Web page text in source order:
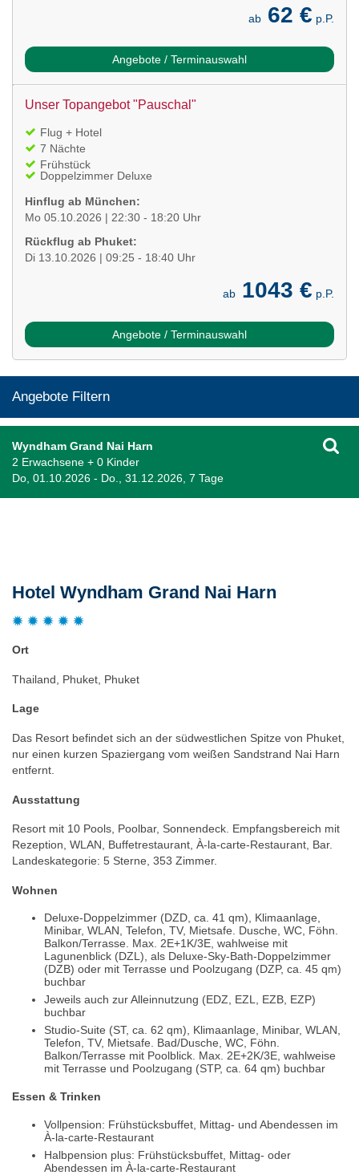
ab 62 € p.P.
Angebote / Terminauswahl
Unser Topangebot "Pauschal"
Flug + Hotel
7 Nächte
Frühstück
Doppelzimmer Deluxe
Hinflug ab München:
Mo 05.10.2026 | 22:30 - 18:20 Uhr
Rückflug ab Phuket:
Di 13.10.2026 | 09:25 - 18:40 Uhr
ab 1043 € p.P.
Angebote / Terminauswahl
Angebote Filtern
Wyndham Grand Nai Harn
2 Erwachsene + 0 Kinder
Do, 01.10.2026 - Do., 31.12.2026, 7 Tage
Hotel Wyndham Grand Nai Harn
Ort
Thailand, Phuket, Phuket
Lage
Das Resort befindet sich an der südwestlichen Spitze von Phuket,
nur einen kurzen Spaziergang vom weißen Sandstrand Nai Harn
entfernt.
Ausstattung
Resort mit 10 Pools, Poolbar, Sonnendeck. Empfangsbereich mit
Rezeption, WLAN, Buffetrestaurant, À-la-carte-Restaurant, Bar.
Landeskategorie: 5 Sterne, 353 Zimmer.
Wohnen
Deluxe-Doppelzimmer (DZD, ca. 41 qm), Klimaanlage,
Minibar, WLAN, Telefon, TV, Mietsafe. Dusche, WC, Föhn.
Balkon/Terrasse. Max. 2E+1K/3E, wahlweise mit
Lagunenblick (DZL), als Deluxe-Sky-Bath-Doppelzimmer
(DZB) oder mit Terrasse und Poolzugang (DZP, ca. 45 qm)
buchbar
Jeweils auch zur Alleinnutzung (EDZ, EZL, EZB, EZP)
buchbar
Studio-Suite (ST, ca. 62 qm), Klimaanlage, Minibar, WLAN,
Telefon, TV, Mietsafe. Bad/Dusche, WC, Föhn.
Balkon/Terrasse mit Poolblick. Max. 2E+2K/3E, wahlweise
mit Terrasse und Poolzugang (STP, ca. 64 qm) buchbar
Essen & Trinken
Vollpension: Frühstücksbuffet, Mittag- und Abendessen im
À-la-carte-Restaurant
Halbpension plus: Frühstücksbuffet, Mittag- oder
Abendessen im À-la-carte-Restaurant